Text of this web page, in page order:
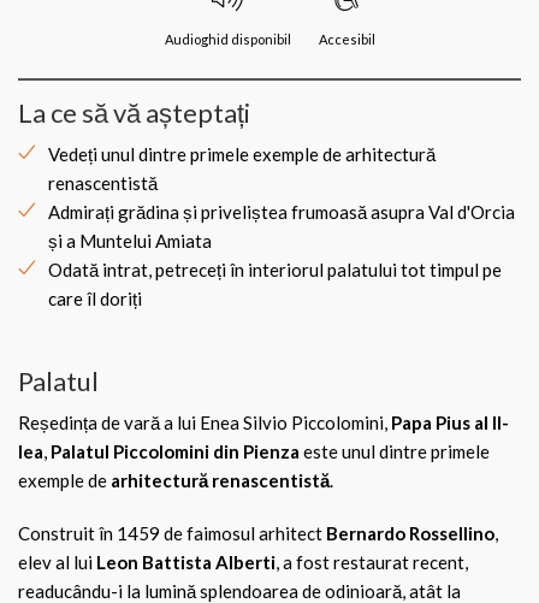
Audioghid disponibil Accesibil
La ce să vă așteptați
Vedeți unul dintre primele exemple de arhitectură
renascentistă
Admirați grădina și priveliștea frumoasă asupra Val d'Orcia
și a Muntelui Amiata
Odată intrat, petreceți în interiorul palatului tot timpul pe
care îl doriți
Palatul
Reședința de vară a lui Enea Silvio Piccolomini, Papa Pius al II-
lea, Palatul Piccolomini din Pienza este unul dintre primele
exemple de arhitectură renascentistă.
Construit în 1459 de faimosul arhitect Bernardo Rossellino,
elev al lui Leon Battista Alberti, a fost restaurat recent,
readucându-i la lumină splendoarea de odinioară, atât la